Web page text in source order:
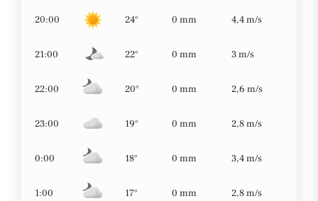
20:00 24° 0 mm 4,4 m/s
21:00 22° 0 mm 3 m/s
22:00 20° 0 mm 2,6 m/s
23:00 19° 0 mm 2,8 m/s
0:00 18° 0 mm 3,4 m/s
1:00 17° 0 mm 2,8 m/s